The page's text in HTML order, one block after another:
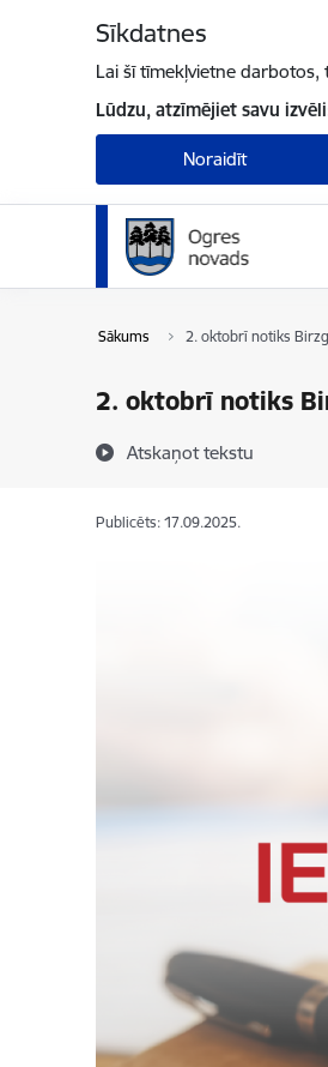
Sīkdatnes
Lai šī tīmekļvietne
Lūdzu, atzīmējiet savu
Noraidīt
Sākums 2. oktobrī notiks
2. oktobrī notiks
Atskaņot tekstu
Publicēts: 17.09.2025.